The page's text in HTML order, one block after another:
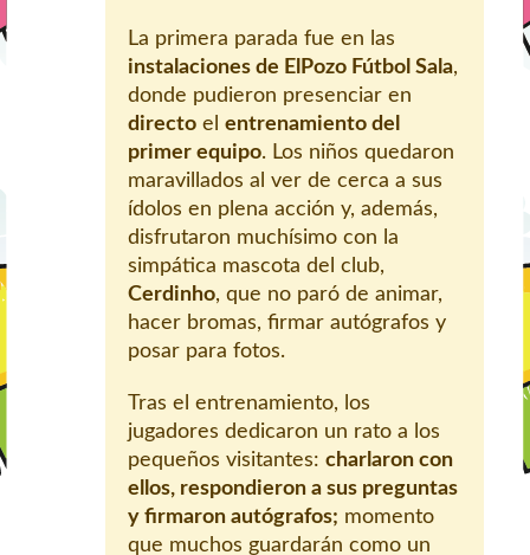
La primera parada fue en las
instalaciones de ElPozo Fútbol Sala,
donde pudieron presenciar en
directo el entrenamiento del
primer equipo. Los niños quedaron
maravillados al ver de cerca a sus
ídolos en plena acción y, además,
disfrutaron muchísimo con la
simpática mascota del club,
Cerdinho, que no paró de animar,
hacer bromas, firmar autógrafos y
posar para fotos.
Tras el entrenamiento, los
jugadores dedicaron un rato a los
pequeños visitantes: charlaron con
ellos, respondieron a sus preguntas
y firmaron autógrafos; momento
que muchos guardarán como un